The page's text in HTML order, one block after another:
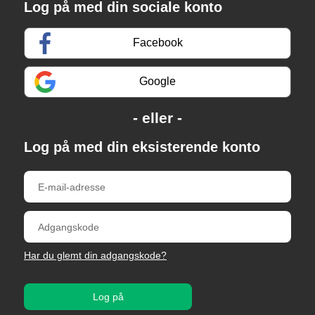
Log på med din sociale konto
Facebook
Google
Log på med din eksisterende konto
Har du glemt din adgangskode?
Log på